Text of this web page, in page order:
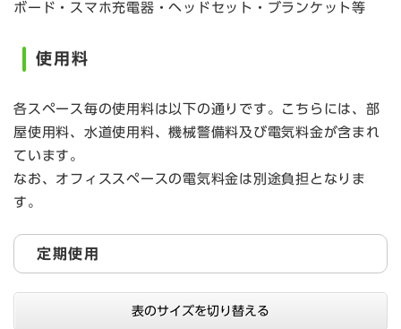
ボード・スマホ充電器・ヘッドセット・ブランケット等
使用料
各スペース毎の使用料は以下の通りです。こちらには、部
屋使用料、水道使用料、機械警備料及び電気料金が含まれ
ています。
なお、オフィススペースの電気料金は別途負担となりま
す。
定期使用
表のサイズを切り替える